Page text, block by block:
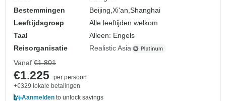
Bestemmingen
Beijing,Xi'an,Shanghai
Leeftijdsgroep
Alle leeftijden welkom
Taal
Alleen: Engels
Reisorganisatie
Realistic Asia
Vanaf €1.801
€1.225 per persoon
+€329 lokale betalingen
Aanmelden to unlock savings